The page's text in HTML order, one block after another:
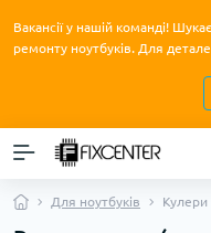
Вакансії у нашій команді!
ремонту ноутбуків. Для
Для ноутбуків Кулери